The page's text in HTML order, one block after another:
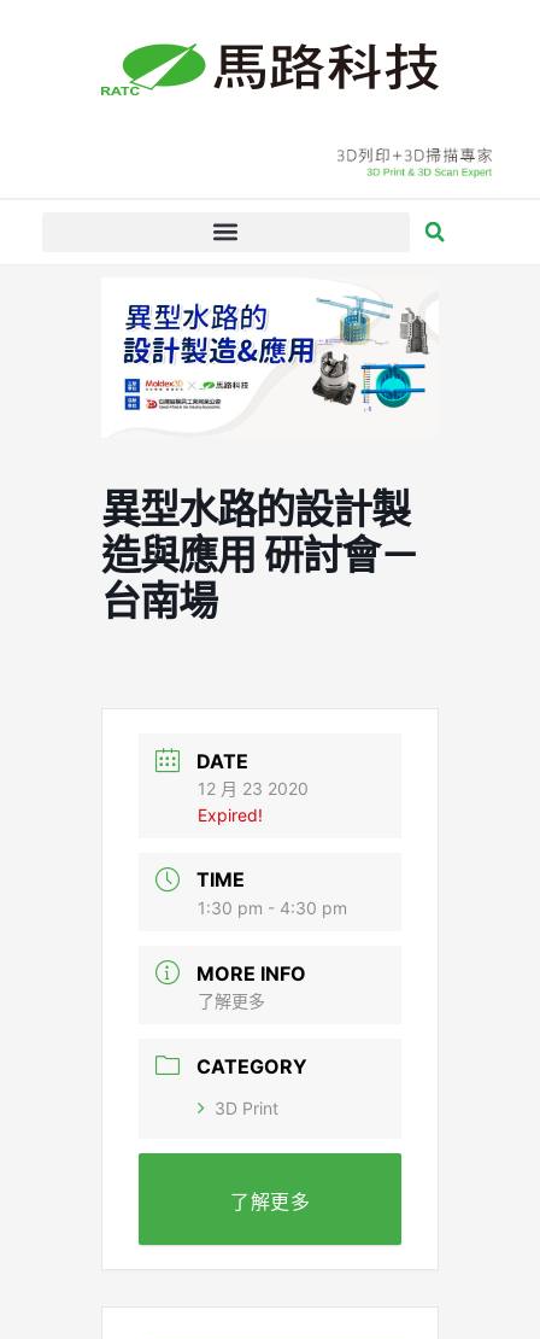
異型水路的設計製
造與應用 研討會－
台南場
DATE
12 月 23 2020
Expired!
TIME
1:30 pm - 4:30 pm
MORE INFO
了解更多
CATEGORY
3D Print
了解更多